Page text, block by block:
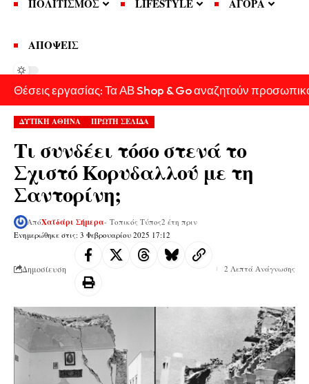
ΠΟΛΙΤΙΣΜΟΣ LIFESTYLE ΑΓΟΡΑ
ΑΠΟΨΕΙΣ
Θέσεις εργασίας: Τα ΑΒ Shop & Go αναζητούν
ΔΥΤΙΚΗ ΑΘΗΝΑ ΠΡΩΤΗ ΣΕΛΙΔΑ
Τι συνδέει τόσο στενά το
Σχιστό Κορυδαλλού με τη
Σαντορίνη;
Ενημερώθηκε στις: 3 Φεβρουαρίου 2025 17:12
ΑπόΧαϊδάρι Σήμερα- Τοπικός Τύπος2 έτη πριν
Δημοσίευση 2 Λεπτά Ανάγνωσης